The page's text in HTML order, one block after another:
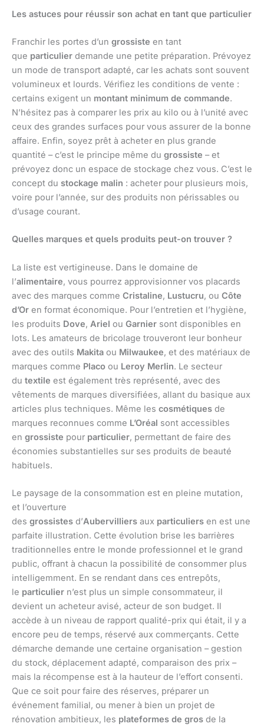
Les astuces pour réussir son achat en tant que particulier
Franchir les portes d’un grossiste en tant
que particulier demande une petite préparation. Prévoyez
un mode de transport adapté, car les achats sont souvent
volumineux et lourds. Vérifiez les conditions de vente :
certains exigent un montant minimum de commande.
N’hésitez pas à comparer les prix au kilo ou à l’unité avec
ceux des grandes surfaces pour vous assurer de la bonne
affaire. Enfin, soyez prêt à acheter en plus grande
quantité – c’est le principe même du grossiste – et
prévoyez donc un espace de stockage chez vous. C’est le
concept du stockage malin : acheter pour plusieurs mois,
voire pour l’année, sur des produits non périssables ou
d’usage courant.
Quelles marques et quels produits peut-on trouver ?
La liste est vertigineuse. Dans le domaine de
l’alimentaire, vous pourrez approvisionner vos placards
avec des marques comme Cristaline, Lustucru, ou Côte
d’Or en format économique. Pour l’entretien et l’hygiène,
les produits Dove, Ariel ou Garnier sont disponibles en
lots. Les amateurs de bricolage trouveront leur bonheur
avec des outils Makita ou Milwaukee, et des matériaux de
marques comme Placo ou Leroy Merlin. Le secteur
du textile est également très représenté, avec des
vêtements de marques diversifiées, allant du basique aux
articles plus techniques. Même les cosmétiques de
marques reconnues comme L’Oréal sont accessibles
en grossiste pour particulier, permettant de faire des
économies substantielles sur ses produits de beauté
habituels.
Le paysage de la consommation est en pleine mutation,
et l’ouverture
des grossistes d’Aubervilliers aux particuliers en est une
parfaite illustration. Cette évolution brise les barrières
traditionnelles entre le monde professionnel et le grand
public, offrant à chacun la possibilité de consommer plus
intelligemment. En se rendant dans ces entrepôts,
le particulier n’est plus un simple consommateur, il
devient un acheteur avisé, acteur de son budget. Il
accède à un niveau de rapport qualité-prix qui était, il y a
encore peu de temps, réservé aux commerçants. Cette
démarche demande une certaine organisation – gestion
du stock, déplacement adapté, comparaison des prix –
mais la récompense est à la hauteur de l’effort consenti.
Que ce soit pour faire des réserves, préparer un
événement familial, ou mener à bien un projet de
rénovation ambitieux, les plateformes de gros de la